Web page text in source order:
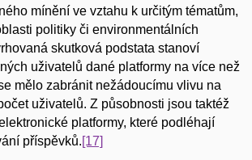
mínění ve vztahu k určitým tématům,
politiky či environmentálních
skutková podstata stanoví
uživatelů dané platformy na více než
mělo zabránit nežádoucímu vlivu na
uživatelů. Z působnosti jsou taktéž
platformy, které podléhají
příspěvků.[17]